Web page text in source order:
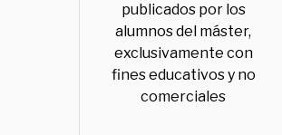
publicados por los
alumnos del máster,
exclusivamente con
fines educativos y no
comerciales